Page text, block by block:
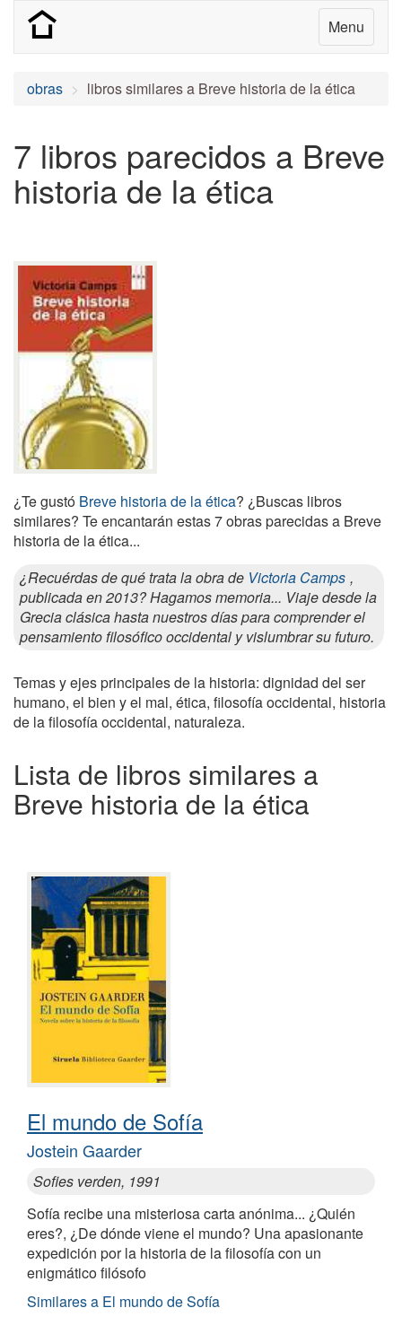
Menu
obras libros similares a Breve historia de la ética
7 libros parecidos a Breve
historia de la ética
¿Te gustó Breve historia de la ética? ¿Buscas libros
similares? Te encantarán estas 7 obras parecidas a Breve
historia de la ética...
¿Recuérdas de qué trata la obra de Victoria Camps ,
publicada en 2013? Hagamos memoria... Viaje desde la
Grecia clásica hasta nuestros días para comprender el
pensamiento filosófico occidental y vislumbrar su futuro.
Temas y ejes principales de la historia: dignidad del ser
humano, el bien y el mal, ética, filosofía occidental, historia
de la filosofía occidental, naturaleza.
Lista de libros similares a
Breve historia de la ética
El mundo de Sofía
Jostein Gaarder
Sofies verden, 1991
Sofía recibe una misteriosa carta anónima... ¿Quién
eres?, ¿De dónde viene el mundo? Una apasionante
expedición por la historia de la filosofía con un
enigmático filósofo
Similares a El mundo de Sofía